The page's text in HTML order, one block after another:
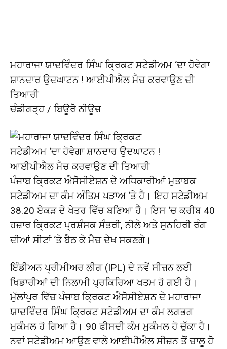
ਮਹਾਰਾਜਾ ਯਾਦਵਿੰਦਰ ਸਿੰਘ ਕ੍ਰਿਕਟ ਸਟੇਡੀਅਮ ‘ਦਾ ਹੋਵੇਗਾ
ਸ਼ਾਨਦਾਰ ਉਦਘਾਟਨ ! ਆਈਪੀਐਲ ਮੈਚ ਕਰਵਾਉਣ ਦੀ
ਤਿਆਰੀ
ਚੰਡੀਗੜ੍ਹ / ਬਿਊਰੋ ਨੀਊਜ਼
ਪੰਜਾਬ ਕ੍ਰਿਕਟ ਐਸੋਸੀਏਸ਼ਨ ਦੇ ਅਧਿਕਾਰੀਆਂ ਮੁਤਾਬਕ
ਸਟੇਡੀਅਮ ਦਾ ਕੰਮ ਅੰਤਿਮ ਪੜਾਅ ‘ਤੇ ਹੈ। ਇਹ ਸਟੇਡੀਅਮ
38.20 ਏਕੜ ਦੇ ਖੇਤਰ ਵਿੱਚ ਬਣਿਆ ਹੈ। ਇਸ ‘ਚ ਕਰੀਬ 40
ਹਜ਼ਾਰ ਕ੍ਰਿਕਟ ਪ੍ਰਸ਼ੰਸਕ ਸੰਤਰੀ, ਨੀਲੇ ਅਤੇ ਸੁਨਹਿਰੀ ਰੰਗ
ਦੀਆਂ ਸੀਟਾਂ ‘ਤੇ ਬੈਠ ਕੇ ਮੈਚ ਦੇਖ ਸਕਣਗੇ।
ਇੰਡੀਅਨ ਪ੍ਰੀਮੀਅਰ ਲੀਗ (IPL) ਦੇ ਨਵੇਂ ਸੀਜ਼ਨ ਲਈ
ਖਿਡਾਰੀਆਂ ਦੀ ਨਿਲਾਮੀ ਪ੍ਰਕਿਰਿਆ ਖਤਮ ਹੋ ਗਈ ਹੈ।
ਮੁੱਲਾਂਪੁਰ ਵਿੱਚ ਪੰਜਾਬ ਕ੍ਰਿਕਟ ਐਸੋਸੀਏਸ਼ਨ ਦੇ ਮਹਾਰਾਜਾ
ਯਾਦਵਿੰਦਰ ਸਿੰਘ ਕ੍ਰਿਕਟ ਸਟੇਡੀਅਮ ਦਾ ਕੰਮ ਲਗਭਗ
ਮੁਕੰਮਲ ਹੋ ਗਿਆ ਹੈ। 90 ਫੀਸਦੀ ਕੰਮ ਮੁਕੰਮਲ ਹੋ ਚੁੱਕਾ ਹੈ।
ਨਵਾਂ ਸਟੇਡੀਅਮ ਆਉਣ ਵਾਲੇ ਆਈਪੀਐਲ ਸੀਜ਼ਨ ਤੋਂ ਚਾਲੂ ਹੋ